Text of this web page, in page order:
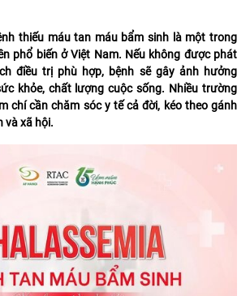
thiếu máu tan máu bẩm sinh là một trong
phổ biến ở Việt Nam. Nếu không được phát
điều trị phù hợp, bệnh sẽ gây ảnh hưởng
khỏe, chất lượng cuộc sống. Nhiều trường
chí cần chăm sóc y tế cả đời, kéo theo gánh
và xã hội.